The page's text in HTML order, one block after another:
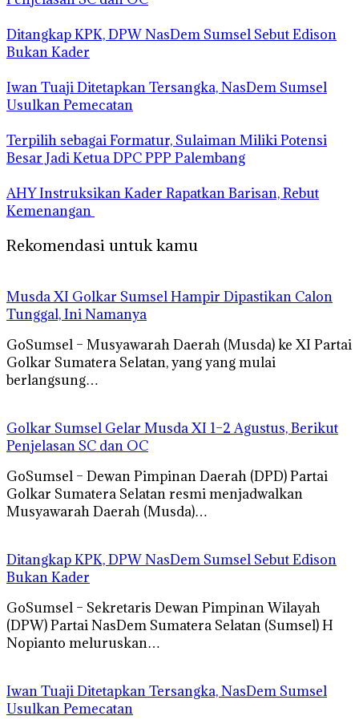
Ditangkap KPK, DPW NasDem Sumsel Sebut Edison
Bukan Kader
Iwan Tuaji Ditetapkan Tersangka, NasDem Sumsel
Usulkan Pemecatan
Terpilih sebagai Formatur, Sulaiman Miliki Potensi
Besar Jadi Ketua DPC PPP Palembang
AHY Instruksikan Kader Rapatkan Barisan, Rebut
Kemenangan
Rekomendasi untuk kamu
Musda XI Golkar Sumsel Hampir Dipastikan Calon
Tunggal, Ini Namanya
GoSumsel – Musyawarah Daerah (Musda) ke XI Partai
Golkar Sumatera Selatan, yang yang mulai
berlangsung…
Golkar Sumsel Gelar Musda XI 1–2 Agustus, Berikut
Penjelasan SC dan OC
GoSumsel – Dewan Pimpinan Daerah (DPD) Partai
Golkar Sumatera Selatan resmi menjadwalkan
Musyawarah Daerah (Musda)…
Ditangkap KPK, DPW NasDem Sumsel Sebut Edison
Bukan Kader
GoSumsel – Sekretaris Dewan Pimpinan Wilayah
(DPW) Partai NasDem Sumatera Selatan (Sumsel) H
Nopianto meluruskan…
Iwan Tuaji Ditetapkan Tersangka, NasDem Sumsel
Usulkan Pemecatan